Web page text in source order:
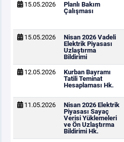
BT HİZMET YÖNETİM
15.05.2026
Planlı Bakım
Çalışması
15.05.2026
Nisan 2026 Vadeli
Elektrik Piyasası
Uzlaştırma
Bildirimi
12.05.2026
Kurban Bayramı
Tatili Teminat
Hesaplaması Hk.
11.05.2026
Nisan 2026 Elektrik
Piyasası Sayaç
Verisi Yüklemeleri
ve Ön Uzlaştırma
Bildirimi Hk.